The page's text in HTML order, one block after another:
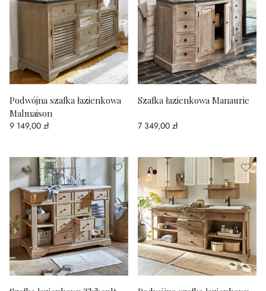
Podwójna szafka łazienkowa
Malmaison
9 149,00 zł
Szafka łazienkowa Manaurie
7 349,00 zł